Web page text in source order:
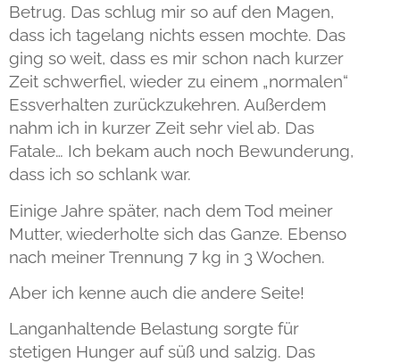
Betrug. Das schlug mir so auf den Magen,
dass ich tagelang nichts essen mochte. Das
ging so weit, dass es mir schon nach kurzer
Zeit schwerfiel, wieder zu einem „normalen“
Essverhalten zurückzukehren. Außerdem
nahm ich in kurzer Zeit sehr viel ab. Das
Fatale… Ich bekam auch noch Bewunderung,
dass ich so schlank war.
Einige Jahre später, nach dem Tod meiner
Mutter, wiederholte sich das Ganze. Ebenso
nach meiner Trennung 7 kg in 3 Wochen.
Aber ich kenne auch die andere Seite!
Langanhaltende Belastung sorgte für
stetigen Hunger auf süß und salzig. Das